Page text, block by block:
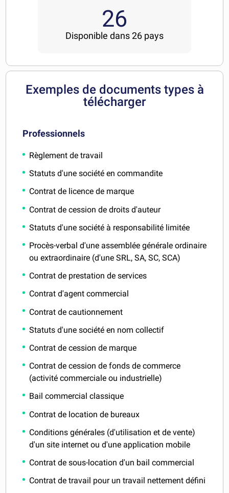
26
Disponible dans 26 pays
Exemples de documents types à
télécharger
Professionnels
Règlement de travail
Statuts d'une société en commandite
Contrat de licence de marque
Contrat de cession de droits d'auteur
Statuts d'une société à responsabilité limitée
Procès-verbal d'une assemblée générale ordinaire
ou extraordinaire (d'une SRL, SA, SC, SCA)
Contrat de prestation de services
Contrat d'agent commercial
Contrat de cautionnement
Statuts d'une société en nom collectif
Contrat de cession de marque
Contrat de cession de fonds de commerce
(activité commerciale ou industrielle)
Bail commercial classique
Contrat de location de bureaux
Conditions générales (d'utilisation et de vente)
d'un site internet ou d'une application mobile
Contrat de sous-location d'un bail commercial
Contrat de travail pour un travail nettement défini